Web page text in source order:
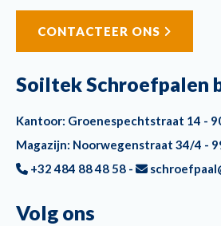
CONTACTEER ONS
Soiltek Schroefpalen
Kantoor: Groenespechtstraat 14 -
Magazijn: Noorwegenstraat 34/4 -
+32 484 88 48 58 -
Volg ons